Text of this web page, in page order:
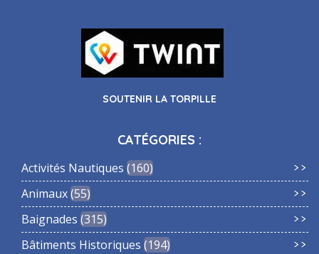
SOUTENIR LA TORPILLE
CATÉGORIES :
Activités Nautiques 160
Animaux 55
Baignades 315
Bâtiments Historiques 194